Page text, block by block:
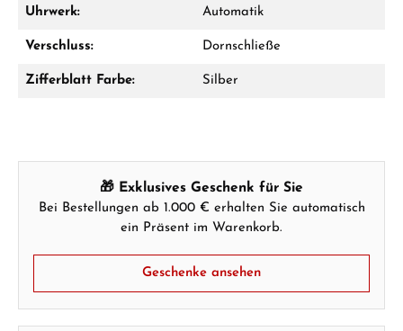
Geschenk im Warenkorb.
Hersteller- & Produktsicherheit
Uhrwerk: Automatik
Verschluss: Dornschließe
Zifferblatt Farbe: Silber
🎁 Exklusives Geschenk für Sie
Bei Bestellungen ab 1.000 € erhalten Sie automatisch
ein Präsent im Warenkorb.
Geschenke ansehen